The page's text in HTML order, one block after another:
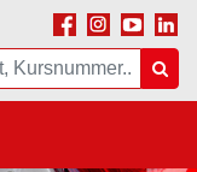
Facebook
Instagram
Youtube